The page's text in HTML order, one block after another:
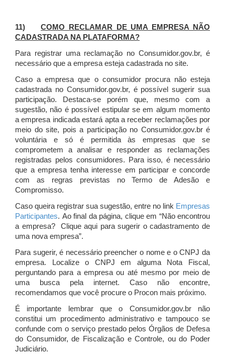
11)COMO RECLAMAR DE UMA EMPRESA NÃO
CADASTRADA NA PLATAFORMA?
Para registrar uma reclamação no Consumidor.gov.br, é
necessário que a empresa esteja cadastrada no site.
Caso a empresa que o consumidor procura não esteja
cadastrada no Consumidor.gov.br, é possível sugerir sua
participação. Destaca-se porém que, mesmo com a
sugestão, não é possível estipular se em algum momento
a empresa indicada estará apta a receber reclamações por
meio do site, pois a participação no Consumidor.gov.br é
voluntária e só é permitida às empresas que se
comprometem a analisar e responder as reclamações
registradas pelos consumidores. Para isso, é necessário
que a empresa tenha interesse em participar e concorde
com as regras previstas no Termo de Adesão e
Compromisso.
Caso queira registrar sua sugestão, entre no link Empresas
Participantes. Ao final da página, clique em “Não encontrou
a empresa? Clique aqui para sugerir o cadastramento de
uma nova empresa”.
Para sugerir, é necessário preencher o nome e o CNPJ da
empresa. Localize o CNPJ em alguma Nota Fiscal,
perguntando para a empresa ou até mesmo por meio de
uma busca pela internet. Caso não encontre,
recomendamos que você procure o Procon mais próximo.
É importante lembrar que o Consumidor.gov.br não
constitui um procedimento administrativo e tampouco se
confunde com o serviço prestado pelos Órgãos de Defesa
do Consumidor, de Fiscalização e Controle, ou do Poder
Judiciário.